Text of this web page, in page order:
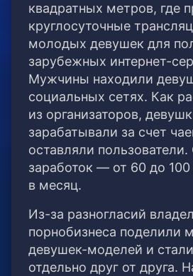
квадратных метров, где
круглосуточные
молодых девушек для
зарубежных интернет-
Мужчины находили
социальных сетях. Как
из организаторов,
зарабатывали за счет
оставляли
заработок — от 60 до
в месяц.
Из-за разногласий
порнобизнеса поделили
девушек-моделей и
отдельно друг от друга.